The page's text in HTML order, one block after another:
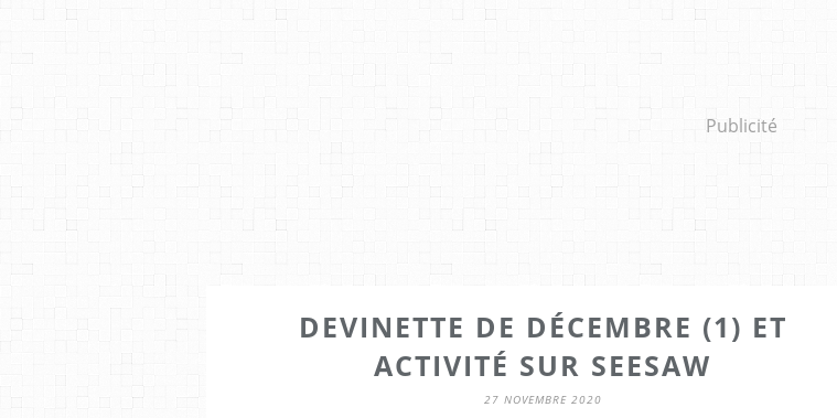
Publicité
DEVINETTE DE DÉCEMBRE (1) ET
ACTIVITÉ SUR SEESAW
27 NOVEMBRE 2020